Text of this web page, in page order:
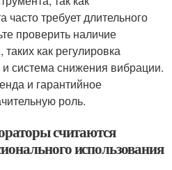
требует длительного
проверить наличие
как регулировка
система снижения вибрации.
и гарантийное
роль.
считаются
использования